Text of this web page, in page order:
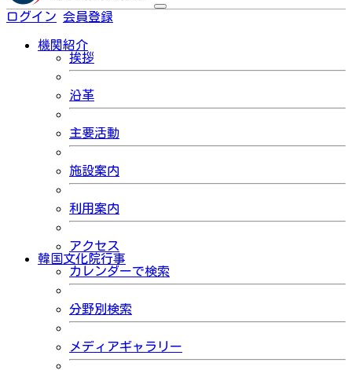
ログイン 会員登録
機関紹介
挨拶
沿革
主要活動
施設案内
利用案内
アクセス
韓国文化院行事
カレンダーで検索
分野別検索
メディアギャラリー